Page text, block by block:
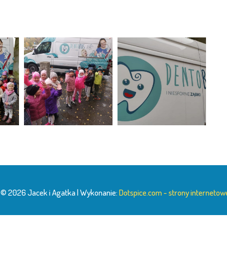
© 2026 Jacek i Agatka | Wykonanie:Dotspice.com - strony